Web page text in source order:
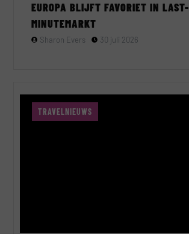
EUROPA BLIJFT FAVORIET IN LAST-
MINUTEMARKT
Sharon Evers 30 juli 2026
TRAVELNIEUWS